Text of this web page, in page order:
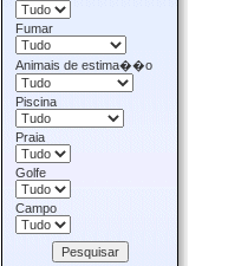
Fumar
Animais de estima��o
Piscina
Praia
Golfe
Campo